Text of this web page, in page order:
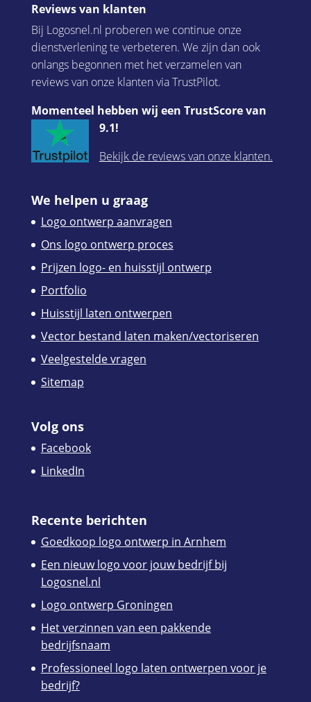
Reviews van klanten
Bij Logosnel.nl proberen we continue onze
dienstverlening te verbeteren. We zijn dan ook
onlangs begonnen met het verzamelen van
reviews van onze klanten via TrustPilot.
Momenteel hebben wij een TrustScore van
9.1!
Bekijk de reviews van onze klanten.
We helpen u graag
Logo ontwerp aanvragen
Ons logo ontwerp proces
Prijzen logo- en huisstijl ontwerp
Portfolio
Huisstijl laten ontwerpen
Vector bestand laten maken/vectoriseren
Veelgestelde vragen
Sitemap
Volg ons
Facebook
LinkedIn
Recente berichten
Goedkoop logo ontwerp in Arnhem
Een nieuw logo voor jouw bedrijf bij
Logosnel.nl
Logo ontwerp Groningen
Het verzinnen van een pakkende
bedrijfsnaam
Professioneel logo laten ontwerpen voor je
bedrijf?